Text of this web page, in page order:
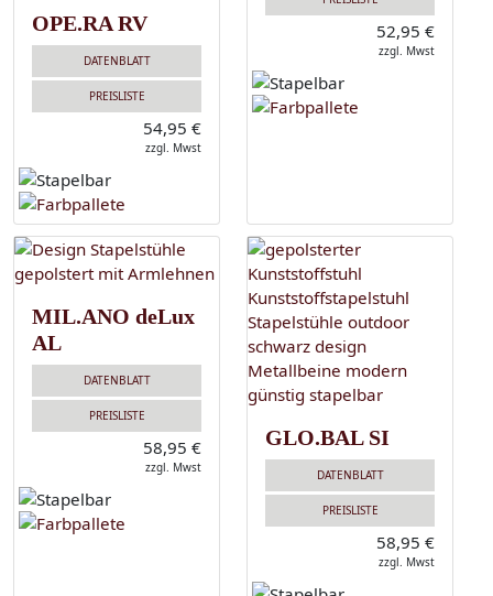
OPE.RA RV
DATENBLATT
PREISLISTE
54,95 €
zzgl. Mwst
52,95 €
zzgl. Mwst
MIL.ANO deLux
AL
DATENBLATT
PREISLISTE
58,95 €
zzgl. Mwst
GLO.BAL SI
DATENBLATT
PREISLISTE
58,95 €
zzgl. Mwst